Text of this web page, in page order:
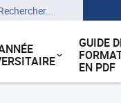
GUIDE
EN PDF